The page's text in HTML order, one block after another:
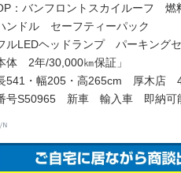
：バンフロントスカイルーフ
ンドル セーフティーパック
ルLEDヘッドランプ パーキング
体 2年/30,000㎞保証」
541・幅205・高265cm 厚木店
号S50965 新車 輸入車 即納可